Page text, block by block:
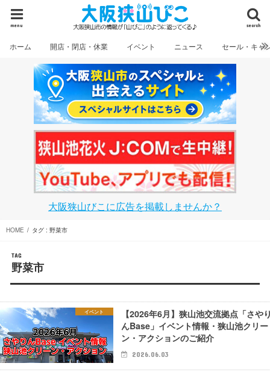
search
menu
ホーム 開店・閉店・休業 イベント ニュース セール・キャ
大阪狭山びこに広告を掲載しませんか？
HOME タグ : 野菜市
TAG
野菜市
イベント
【2026年6月】狭山池交流拠点「さや
んBase」イベント情報・狭山池クリー
ン・アクションのご紹介
2026.06.03